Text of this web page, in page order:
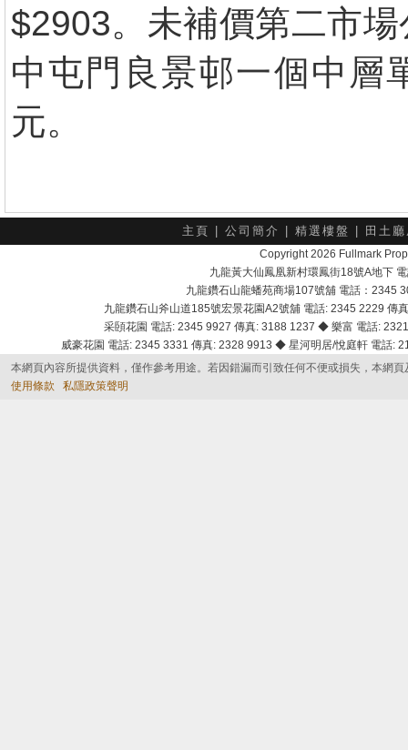
$2903。未補價第二市
中屯門良景邨一個中層
元。
主頁 公司簡介 精選樓盤 田土
Copyright 2026 Fullmark
九龍黃大仙鳳凰新村環鳳街18號A地下
九龍鑽石山龍蟠苑商場107號舖 電話：2345
九龍鑽石山斧山道185號宏景花園A2號舖 電話: 2345 2229
采頣花園 電話: 2345 9927 傳真: 3188 1237 ◆ 樂富 電話:
威豪花園 電話: 2345 3331 傳真: 2328 9913 ◆ 星河明居/悅庭軒 電話
本網頁內容所提供資料，僅作參考用途。若因錯漏而引致任何不便或損失，本網
使用條款
私隱政策聲明